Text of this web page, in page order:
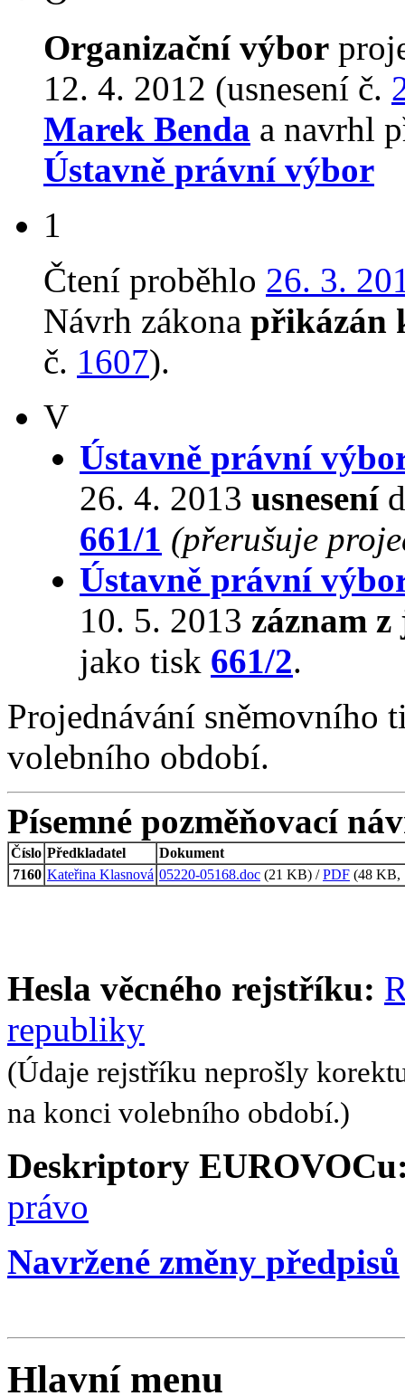
Organizační výbor
12. 4. 2012 (usnesení č.
Marek Benda a navrhl
Ústavně právní výbor
1
Čtení proběhlo 26. 3.
Návrh zákona přikázán
č. 1607).
V
Ústavně právní
26. 4. 2013 usnesení
661/1 (přerušuje
Ústavně právní
10. 5. 2013 záznam
jako tisk 661/2.
Projednávání sněmovního
volebního období.
Písemné pozměňovací
Číslo Předkladatel
Dokument
7160 Kateřina Klasnová 05220-05168.doc (21 KB) /PDF (48 KB,
Hesla věcného rejstříku:
republiky
(Údaje rejstříku neprošly
na konci volebního období.)
Deskriptory
právo
Navržené změny předpisů
Hlavní menu